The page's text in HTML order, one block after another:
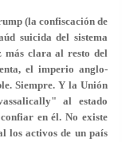
(la confiscación de
suicida del sistema
más clara al resto del
el imperio anglo-
Siempre. Y la Unión
al estado
en él. No existe
los activos de un país